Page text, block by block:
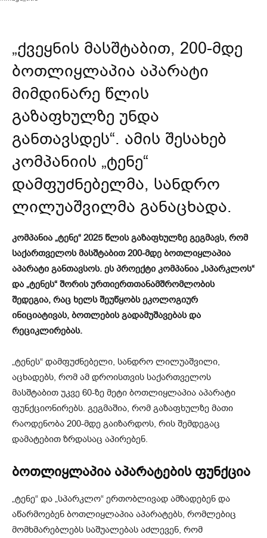
„ქვეყნის მასშტაბით, 200-მდე
ბოთლიყლაპია აპარატი
მიმდინარე წლის
გაზაფხულზე უნდა
განთავსდეს“. ამის შესახებ
კომპანიის „ტენე“
დამფუძნებელმა, სანდრო
ლილუაშვილმა განაცხადა.
კომპანია „ტენე“ 2025 წლის გაზაფხულზე გეგმავს, რომ
საქართველოს მასშტაბით 200-მდე ბოთლიყლაპია
აპარატი განთავსოს. ეს პროექტი კომპანია „სპარკლოს“
და „ტენეს“ შორის ურთიერთთანამშრომლობის
შედეგია, რაც ხელს შეუწყობს ეკოლოგიურ
ინიციატივას, ბოთლების გადამუშავებას და
რეციკლირებას.
„ტენეს“ დამფუძნებელი, სანდრო ლილუაშვილი,
აცხადებს, რომ ამ დროისთვის საქართველოს
მასშტაბით უკვე 60-ზე მეტი ბოთლიყლაპია აპარატი
ფუნქციონირებს. გეგმაშია, რომ გაზაფხულზე მათი
რაოდენობა 200-მდე გაიზარდოს, რის შემდეგაც
დამატებით ზრდასაც აპირებენ.
ბოთლიყლაპია აპარატების ფუნქცია
„ტენე“ და „სპარკლო“ ერთობლივად ამზადებენ და
აწარმოებენ ბოთლიყლაპია აპარატებს, რომლებიც
მომხმარებლებს საშუალებას აძლევენ, რომ